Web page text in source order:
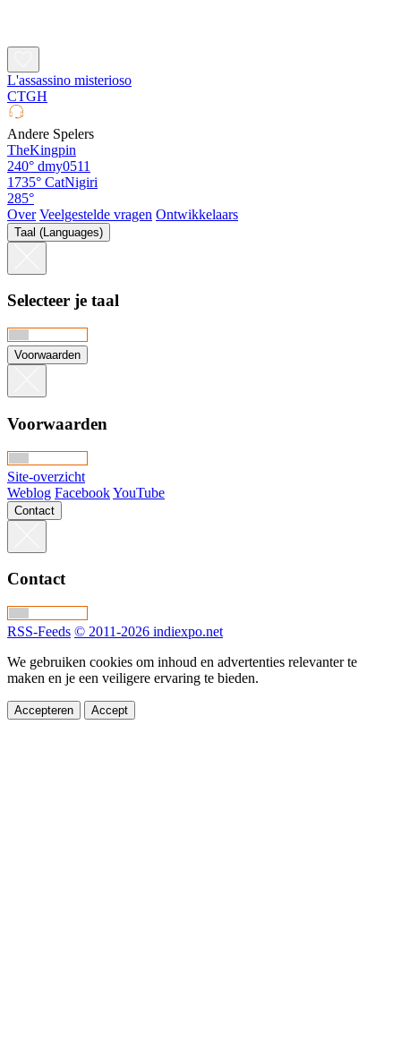
L'assassino misterioso
CTGH
Andere Spelers
TheKingpin
240° dmy0511
1735° CatNigiri
285°
Over Veelgestelde vragen Ontwikkelaars
Taal (Languages)
Selecteer je taal
Voorwaarden
Voorwaarden
Site-overzicht
Weblog FacebookYouTube
Contact
Contact
RSS-Feeds © 2011-2026 indiexpo.net
We gebruiken cookies om inhoud en advertenties relevanter te
maken en je een veiligere ervaring te bieden.
Accepteren Accept